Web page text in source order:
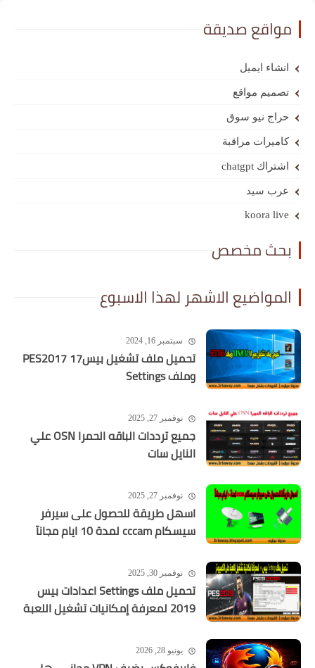
مواقع صديقة
انشاء ايميل
تصميم مواقع
حراج نيو سوق
كاميرات مراقبة
اشتراك chatgpt
عرب سيد
koora live
بحث مخصص
المواضيع الاشهر لهذا الاسبوع
سبتمبر 16, 2024
تحميل ملف تشغيل بيس17 PES2017
وملف Settings
نوفمبر 27, 2025
جميع ترددات الباقه الحمرا OSN علي
النايل سات
نوفمبر 27, 2025
اسهل طريقة للحصول على سيرفر
سيسكام cccam لمدة 10 ايام مجانآ
نوفمبر 30, 2025
تحميل ملف Settings اعدادات بيس
2019 لمعرفة إمكانيات تشغيل اللعبة
يونيو 28, 2026